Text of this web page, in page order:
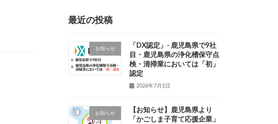
最近の投稿
お知らせ
「DX認定」- 鹿児島県で9社
目・鹿児島県の浄化槽保守点
検・清掃業においては「初」
認定
2026年7月1日
お知らせ
【お知らせ】鹿児島県より
「かごしま子育て応援企業」